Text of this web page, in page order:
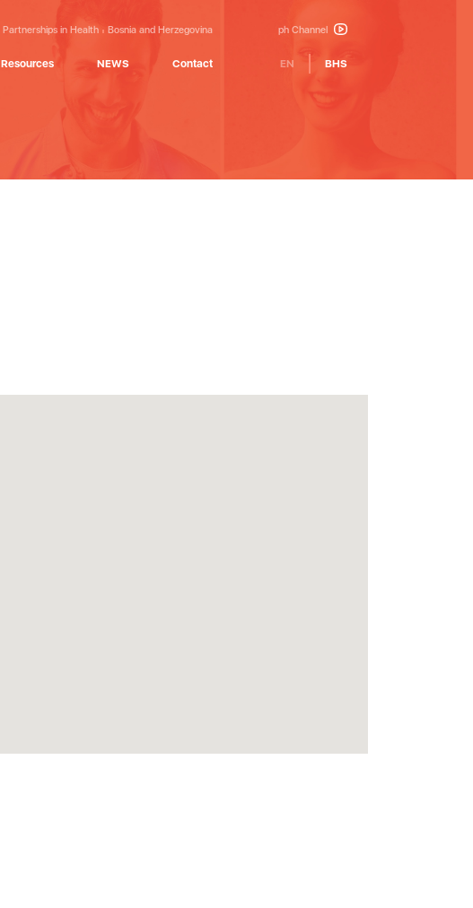
Partnerships in Health Bosnia and Herzegovina ph Channel
Resources NEWS Contact EN BHS